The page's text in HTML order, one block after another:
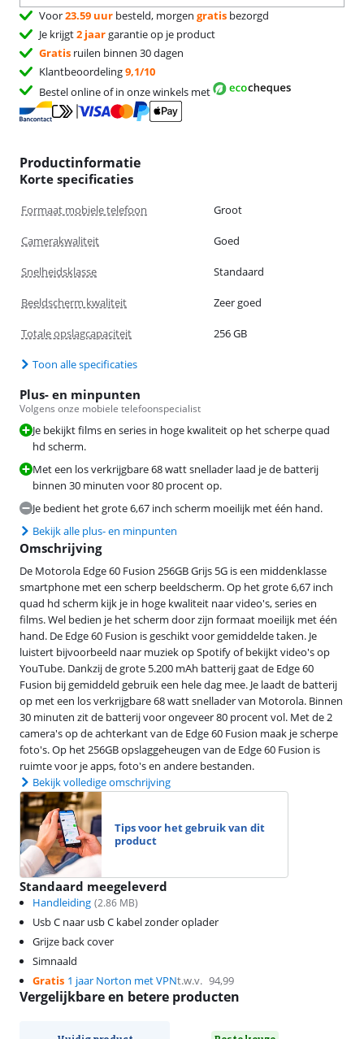
Voor23.59 uur besteld, morgen gratis bezorgd
Je krijgt2 jaargarantie op je product
Gratis ruilen binnen 30 dagen
Klantbeoordeling9,1/10
Bestel online of in onze winkels met
Productinformatie
Korte specificaties
Formaat mobiele telefoon Groot
Camerakwaliteit Goed
Snelheidsklasse Standaard
Beeldscherm kwaliteit Zeer goed
Totale opslagcapaciteit 256 GB
Toon alle specificaties
Plus- en minpunten
Volgens onze mobiele telefoonspecialist
Je bekijkt films en series in hoge kwaliteit op het scherpe quad
hd scherm.
Met een los verkrijgbare 68 watt snellader laad je de batterij
binnen 30 minuten voor 80 procent op.
Je bedient het grote 6,67 inch scherm moeilijk met één hand.
Bekijk alle plus- en minpunten
Omschrijving
De Motorola Edge 60 Fusion 256GB Grijs 5G is een middenklasse
smartphone met een scherp beeldscherm. Op het grote 6,67 inch
quad hd scherm kijk je in hoge kwaliteit naar video's, series en
films. Wel bedien je het scherm door zijn formaat moeilijk met één
hand. De Edge 60 Fusion is geschikt voor gemiddelde taken. Je
luistert bijvoorbeeld naar muziek op Spotify of bekijkt video's op
YouTube. Dankzij de grote 5.200 mAh batterij gaat de Edge 60
Fusion bij gemiddeld gebruik een hele dag mee. Je laadt de batterij
op met een los verkrijgbare 68 watt snellader van Motorola. Binnen
30 minuten zit de batterij voor ongeveer 80 procent vol. Met de 2
camera's op de achterkant van de Edge 60 Fusion maak je scherpe
foto's. Op het 256GB opslaggeheugen van de Edge 60 Fusion is
ruimte voor je apps, foto's en andere bestanden.
Bekijk volledige omschrijving
Tips voor het gebruik van dit
product
Standaard meegeleverd
Handleiding (2.86 MB)
Usb C naar usb C kabel zonder oplader
Grijze back cover
Simnaald
Gratis 1 jaar Norton met VPNt.w.v. 94,99
Vergelijkbare en betere producten